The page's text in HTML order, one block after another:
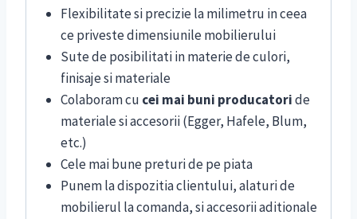
Flexibilitate si precizie la milimetru in ceea
ce priveste dimensiunile mobilierului
Sute de posibilitati in materie de culori,
finisaje si materiale
Colaboram cu cei mai buni producatoride
materiale si accesorii (Egger, Hafele, Blum,
etc.)
Cele mai bune preturi de pe piata
Punem la dispozitia clientului, alaturi de
mobilierul la comanda, si accesorii aditionale